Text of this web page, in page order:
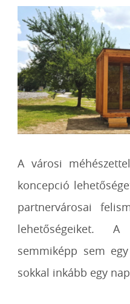
A városi
koncepció
partnervárosai
lehetőségeiket.
semmiképp sem
sokkal inkább egy